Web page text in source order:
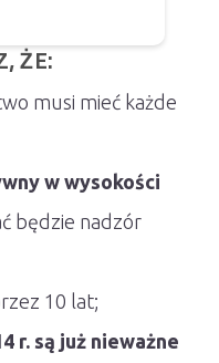
ŻE:
musi mieć każde
w wysokości
będzie nadzór
10 lat;
r. są już nieważne